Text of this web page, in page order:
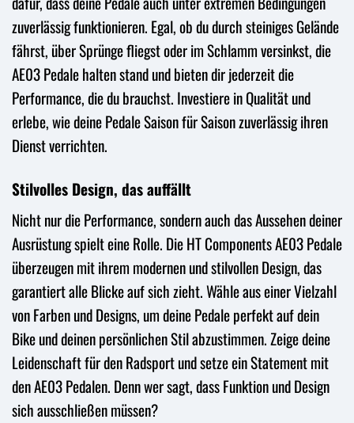
zuverlässig funktionieren. Egal, ob du durch steiniges Gelände
fährst, über Sprünge fliegst oder im Schlamm versinkst, die
AE03 Pedale halten stand und bieten dir jederzeit die
Performance, die du brauchst. Investiere in Qualität und
erlebe, wie deine Pedale Saison für Saison zuverlässig ihren
Dienst verrichten.
Stilvolles Design, das auffällt
Nicht nur die Performance, sondern auch das Aussehen deiner
Ausrüstung spielt eine Rolle. Die HT Components AE03 Pedale
überzeugen mit ihrem modernen und stilvollen Design, das
garantiert alle Blicke auf sich zieht. Wähle aus einer Vielzahl
von Farben und Designs, um deine Pedale perfekt auf dein
Bike und deinen persönlichen Stil abzustimmen. Zeige deine
Leidenschaft für den Radsport und setze ein Statement mit
den AE03 Pedalen. Denn wer sagt, dass Funktion und Design
sich ausschließen müssen?